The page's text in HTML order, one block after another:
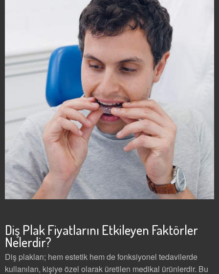
Diş Plak Fiyatlarını Etkileyen Faktörler
Nelerdir?
Diş plakları; hem estetik hem de fonksiyonel tedavilerde
kullanılan, kişiye özel olarak üretilen medikal ürünlerdir. Bu